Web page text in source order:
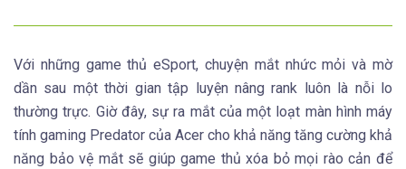
Với những game thủ eSport, chuyện mắt nhức mỏi và mờ
dần sau một thời gian tập luyện nâng rank luôn là nỗi lo
thường trực. Giờ đây, sự ra mắt của một loạt màn hình máy
tính gaming Predator của Acer cho khả năng tăng cường khả
năng bảo vệ mắt sẽ giúp game thủ xóa bỏ mọi rào cản để